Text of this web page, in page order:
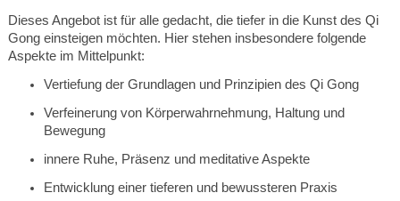
Dieses Angebot ist für alle gedacht, die tiefer in die Kunst des Qi
Gong einsteigen möchten. Hier stehen insbesondere folgende
Aspekte im Mittelpunkt:
Vertiefung der Grundlagen und Prinzipien des Qi Gong
Verfeinerung von Körperwahrnehmung, Haltung und
Bewegung
innere Ruhe, Präsenz und meditative Aspekte
Entwicklung einer tieferen und bewussteren Praxis